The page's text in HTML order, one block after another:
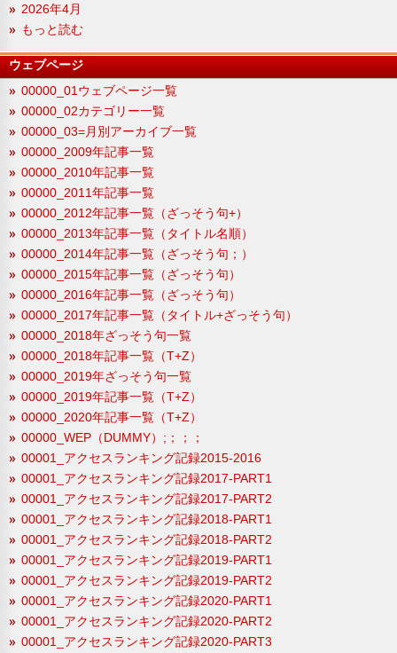
2026年4月
もっと読む
ウェブページ
00000_01ウェブページ一覧
00000_02カテゴリー一覧
00000_03=月別アーカイブ一覧
00000_2009年記事一覧
00000_2010年記事一覧
00000_2011年記事一覧
00000_2012年記事一覧（ざっそう句+）
00000_2013年記事一覧（タイトル名順）
00000_2014年記事一覧（ざっそう句；）
00000_2015年記事一覧（ざっそう句）
00000_2016年記事一覧（ざっそう句）
00000_2017年記事一覧（タイトル+ざっそう句）
00000_2018年ざっそう句一覧
00000_2018年記事一覧（T+Z）
00000_2019年ざっそう句一覧
00000_2019年記事一覧（T+Z）
00000_2020年記事一覧（T+Z）
00000_WEP（DUMMY）;；；；
00001_アクセスランキング記録2015-2016
00001_アクセスランキング記録2017-PART1
00001_アクセスランキング記録2017-PART2
00001_アクセスランキング記録2018-PART1
00001_アクセスランキング記録2018-PART2
00001_アクセスランキング記録2019-PART1
00001_アクセスランキング記録2019-PART2
00001_アクセスランキング記録2020-PART1
00001_アクセスランキング記録2020-PART2
00001_アクセスランキング記録2020-PART3